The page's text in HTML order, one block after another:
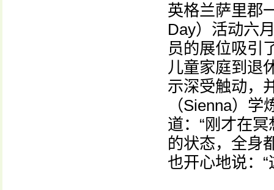
英格兰萨里郡
Day）活动六
员的展位吸引
儿童家庭到退
示深受触动，
（Sienna）
道：“刚才在
的状态，全身
也开心地说：